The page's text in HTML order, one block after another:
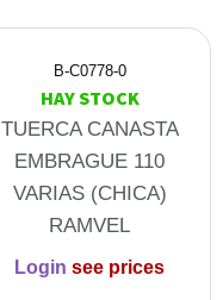
B-C0778-0
HAY STOCK
TUERCA CANASTA
EMBRAGUE 110
VARIAS (CHICA)
RAMVEL
Login see prices